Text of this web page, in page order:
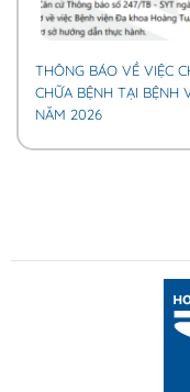
THÔNG BÁO VỀ VIỆC
CHỮA BỆNH TẠI BỆNH
NĂM 2026